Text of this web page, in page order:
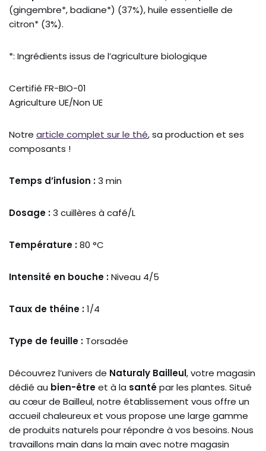
(gingembre*, badiane*) (37%), huile essentielle de
citron* (3%).
*: Ingrédients issus de l’agriculture biologique
Certifié FR-BIO-01
Agriculture UE/Non UE
Notre article complet sur le thé, sa production et ses
composants !
Temps d’infusion :3 min
Dosage :3 cuillères à café/L
Température :80 °C
Intensité en bouche :Niveau 4/5
Taux de théine :1/4
Type de feuille : Torsadée
Découvrez l’univers de Naturaly Bailleul, votre magasin
dédié au bien-êtreet à la santépar les plantes. Situé
au cœur de Bailleul, notre établissement vous offre un
accueil chaleureux et vous propose une large gamme
de produits naturels pour répondre à vos besoins. Nous
travaillons main dans la main avec notre magasin